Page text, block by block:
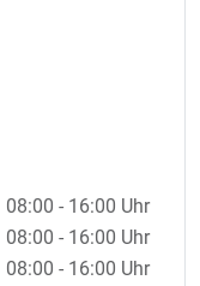
08:00 - 16:00 Uhr
08:00 - 16:00 Uhr
08:00 - 16:00 Uhr